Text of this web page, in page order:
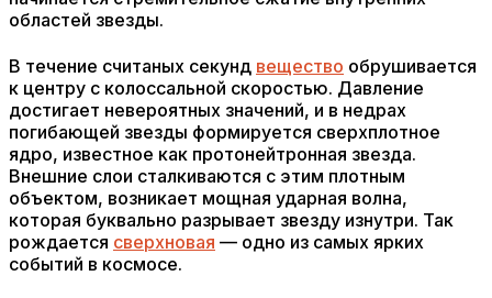
областей звезды.
В течение считаных секунд вещество обрушивается
к центру с колоссальной скоростью. Давление
достигает невероятных значений, и в недрах
погибающей звезды формируется сверхплотное
ядро, известное как протонейтронная звезда.
Внешние слои сталкиваются с этим плотным
объектом, возникает мощная ударная волна,
которая буквально разрывает звезду изнутри. Так
рождается сверхновая — одно из самых ярких
событий в космосе.